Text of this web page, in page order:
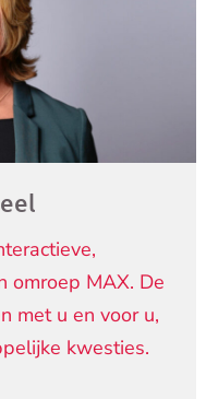
omroep MAX. De
met u en voor u,
kwesties.